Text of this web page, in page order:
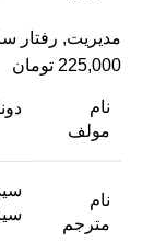
مدیریت, رفتار
225,000 تومان
نام
مولف
نام
مترجم